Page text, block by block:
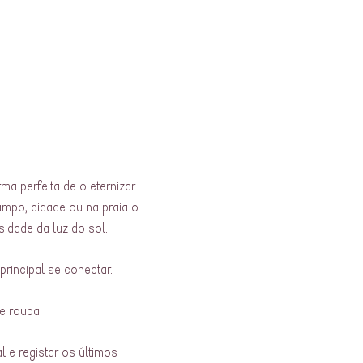
perfeita de o eternizar.
cidade ou na praia o
da luz do sol.
se conectar.
roupa.
e registar os últimos